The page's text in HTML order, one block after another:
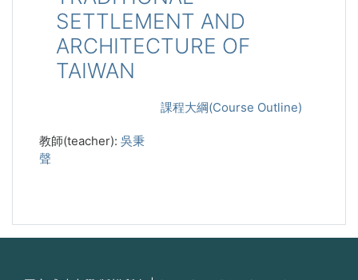
SETTLEMENT AND
ARCHITECTURE OF
TAIWAN
課程大綱(Course Outline)
教師(teacher): 吳秉
聲